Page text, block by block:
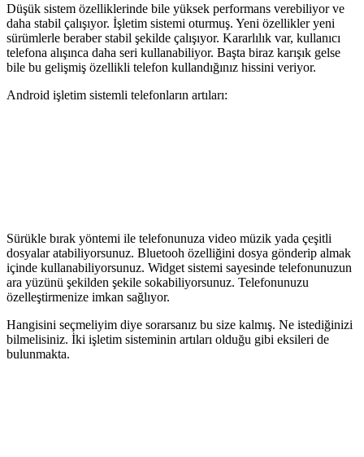
Düşük sistem özelliklerinde bile yüksek performans verebiliyor ve
daha stabil çalışıyor. İşletim sistemi oturmuş. Yeni özellikler yeni
sürümlerle beraber stabil şekilde çalışıyor. Kararlılık var, kullanıcı
telefona alışınca daha seri kullanabiliyor. Başta biraz karışık gelse
bile bu gelişmiş özellikli telefon kullandığınız hissini veriyor.
Android işletim sistemli telefonların artıları:
Sürükle bırak yöntemi ile telefonunuza video müzik yada çeşitli
dosyalar atabiliyorsunuz. Bluetooh özelliğini dosya gönderip almak
içinde kullanabiliyorsunuz. Widget sistemi sayesinde telefonunuzun
ara yüzünü şekilden şekile sokabiliyorsunuz. Telefonunuzu
özelleştirmenize imkan sağlıyor.
Hangisini seçmeliyim diye sorarsanız bu size kalmış. Ne istediğinizi
bilmelisiniz. İki işletim sisteminin artıları olduğu gibi eksileri de
bulunmakta.